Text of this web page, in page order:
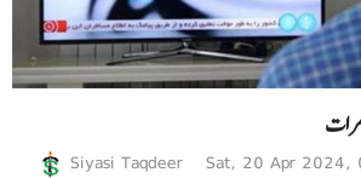
Siyasi Taqdeer Sat, 20 Apr 2024,